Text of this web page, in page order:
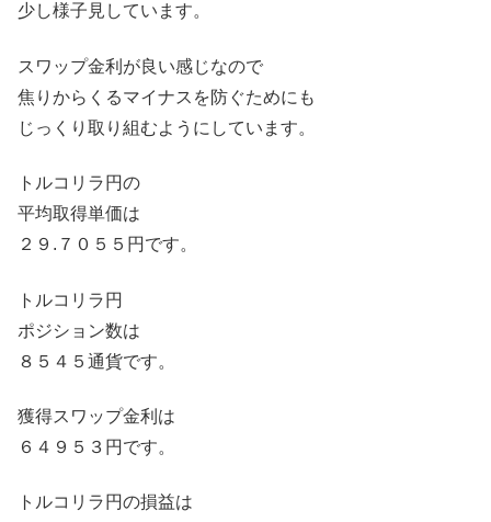
少し様子見しています。
スワップ金利が良い感じなので
焦りからくるマイナスを防ぐためにも
じっくり取り組むようにしています。
トルコリラ円の
平均取得単価は
２９.７０５５円です。
トルコリラ円
ポジション数は
８５４５通貨です。
獲得スワップ金利は
６４９５３円です。
トルコリラ円の損益は